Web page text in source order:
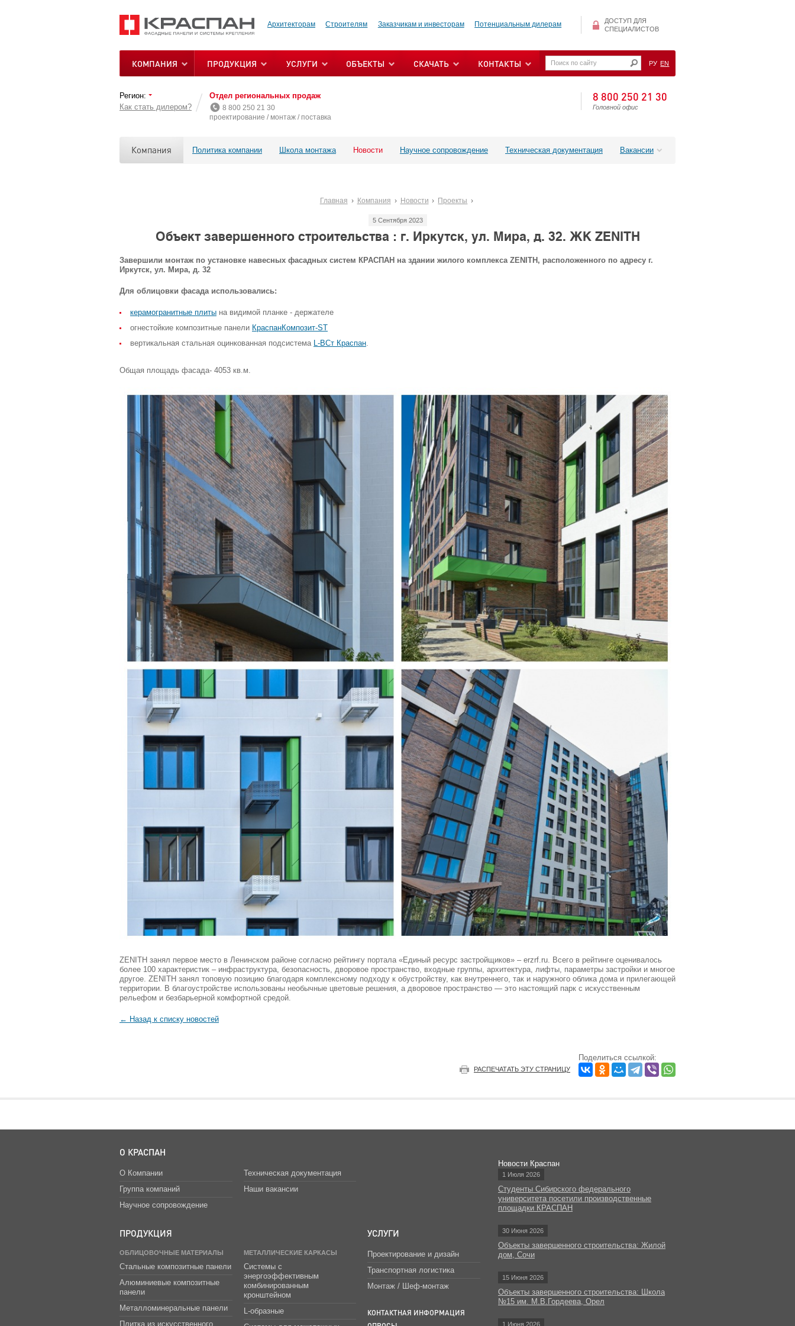
Архитекторам Строителям Заказчикам и инвесторам Потенциальным дилерам
ДОСТУП ДЛЯ
СПЕЦИАЛИСТОВ
КОМПАНИЯ ПРОДУКЦИЯ УСЛУГИ ОБЪЕКТЫ СКАЧАТЬ КОНТАКТЫ РУ EN
Регион:
Как стать дилером?
Отдел региональных продаж
8 800 250 21 30
проектирование / монтаж / поставка
8 800 250 21 30
Головной офис
Компания Политика компании Школа монтажа Новости Научное сопровождение Техническая документация Вакансии
Главная Компания Новости Проекты
5 Сентября 2023
Объект завершенного строительства : г. Иркутск, ул. Мира, д. 32. ЖК ZENITH
Завершили монтаж по установке навесных фасадных систем КРАСПАН на здании жилого комплекса ZENITH, расположенного по адресу г.
Иркутск, ул. Мира, д. 32
Для облицовки фасада использовались:
керамогранитные плиты на видимой планке - держателе
огнестойкие композитные панели КраспанКомпозит-ST
вертикальная стальная оцинкованная подсистема
L-ВСт Краспан
Общая площадь фасада- 4053 кв.м.
ZENITH занял первое место в Ленинском районе согласно рейтингу портала «Единый ресурс застройщиков» – erzrf.ru. Всего в рейтинге оценивалось
более 100 характеристик – инфраструктура, безопасность, дворовое пространство, входные группы, архитектура, лифты, параметры застройки и многое
другое. ZENITH занял топовую позицию благодаря комплексному подходу к обустройству, как внутреннего, так и наружного облика дома и прилегающей
территории. В благоустройстве использованы необычные цветовые решения, а дворовое пространство — это настоящий парк с искусственным
рельефом и безбарьерной комфортной средой.
← Назад к списку новостей
РАСПЕЧАТАТЬ ЭТУ СТРАНИЦУ
Поделиться ссылкой:
О КРАСПАН
О Компании
Группа компаний
Научное сопровождение
Техническая документация
Наши вакансии
ПРОДУКЦИЯ
ОБЛИЦОВОЧНЫЕ МАТЕРИАЛЫ
Стальные композитные панели
Алюминиевые композитные
панели
Металломинеральные панели
Плитка из искусственного
МЕТАЛЛИЧЕСКИЕ КАРКАСЫ
Системы с
энергоэффективным
комбинированным
кронштейном
L-образные
УСЛУГИ
Проектирование и дизайн
Транспортная логистика
Монтаж / Шеф-монтаж
КОНТАКТНАЯ ИНФОРМАЦИЯ
Новости Краспан
1 Июля 2026
Студенты Сибирского федерального
университета посетили производственные
площадки КРАСПАН
30 Июня 2026
Объекты завершенного строительства: Жилой
дом, Сочи
15 Июня 2026
Объекты завершенного строительства: Школа
№15 им. М.В.Гордеева, Орел
1 Июня 2026